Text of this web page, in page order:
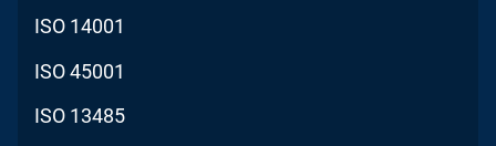
ISO 14001
ISO 45001
ISO 13485